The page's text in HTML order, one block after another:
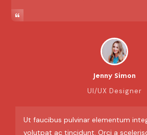
Jenny Simon
UI/UX Designer
Ut faucibus pulvinar elementum
volutpat ac tincidunt. Orci a